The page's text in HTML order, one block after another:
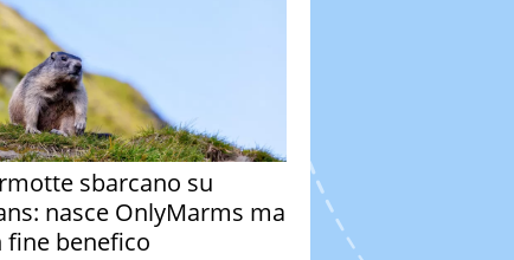
sbarcano su
nasce OnlyMarms ma
fine benefico